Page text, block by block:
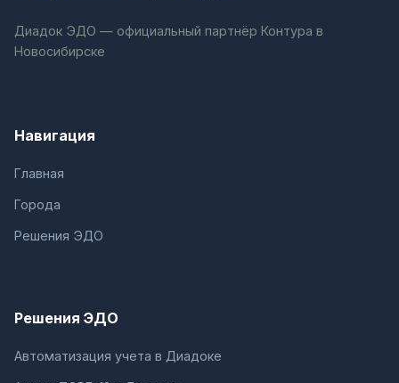
Диадок ЭДО — официальный партнёр Контура в
Новосибирске
Навигация
Главная
Города
Решения ЭДО
Решения ЭДО
Автоматизация учета в Диадоке